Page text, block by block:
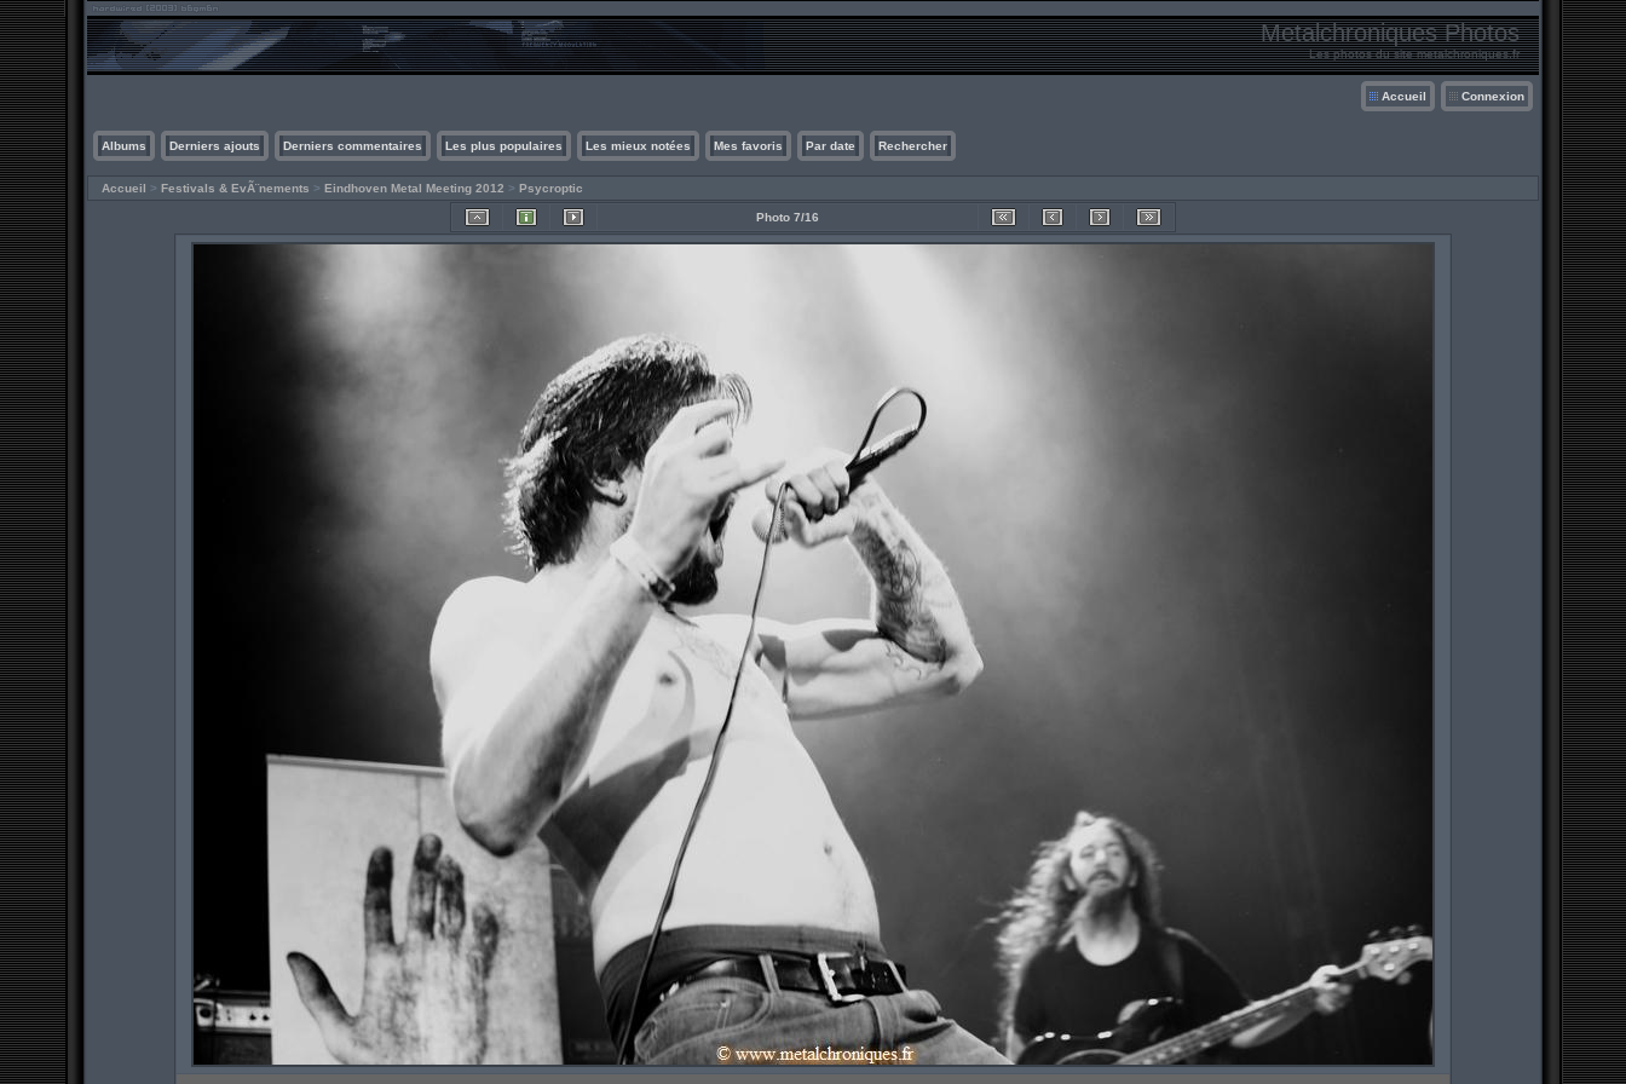
Metalchroniques Photos
Les photos du site metalchroniques.fr
Accueil Connexion
Albums Derniers ajouts Derniers commentaires Les plus populaires Les mieux notées Mes favoris Par date Rechercher
Accueil > Festivals & EvÃ¨nements > Eindhoven Metal Meeting 2012 > Psycroptic
Photo 7/16